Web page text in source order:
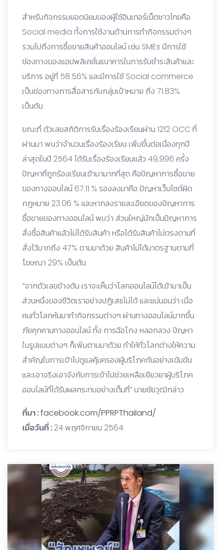
สำหรับกิจกรรมยอดนิยมของผู้ใช้อินเทอร์เน็ตชาวไทยคือ
Social media ทั้งการใช้งานด้านการทำกิจกรรมต่างๆ
รวมไปถึงการซื้อขายสินค้าออนไลน์ เช่น SMEs มีการใช้
ช่องทางของแอปพลิเคชั่นธนาคารในการรับชำระสินค้าและ
บริการ อยู่ที่ 58.56% และมีการใช้ Social commerce
เป็นช่องทางการสื่อสารกับกลุ่มเป้าหมาย ถึง 71.83%
เป็นต้น
ขณะที่ ตัวเลขสถิติการรับเรื่องร้องเรียนผ่าน 1212 OCC ที่
ผ่านมา พบว่าจำนวนเรื่องร้องเรียน เพิ่มขึ้นต่อเนื่องทุกปี
ล่าสุดในปี 2564 ได้รับเรื่องร้องเรียนแล้ว 49,996 ครั้ง
ปัญหาที่ถูกร้องเรียนเข้ามามากที่สุด คือปัญหาการซื้อขาย
ของทางออนไลน์ 67.11 % รองลงมาคือ ปัญหาเว็บไซต์ผิด
กฎหมาย 23.06 % และหากลงรายละเอียดของปัญหาการ
ซื้อขายของทางออนไลน์ พบว่า ส่วนใหญ่มักเป็นปัญหาการ
สั่งซื้อสินค้าแล้วไม่ได้รับสินค้า หรือได้รับสินค้าไม่ตรงตามที่
สั่งไว้มากถึง 47% ตามมาด้วย สินค้าไม่ได้มาตรฐานตามที่
โฆษณา 29% เป็นต้น
“จากตัวเลขข้างต้น เราจะเห็นว่าโลกออนไลน์ได้เข้ามาเป็น
ส่วนหนึ่งของชีวิตเราอย่างปฏิเสธไม่ได้ และแน่นอนว่า เมื่อ
คนทั่วโลกหันมาทำกิจกรรมต่างๆ ผ่านทางออนไลน์มากขึ้น
ภัยคุกคามทางออนไลน์ ทั้ง การฉ้อโกง หลอกลวง ปัญหา
ในรูปแบบต่างๆ ก็เพิ่มตามมาด้วย ทำให้ทั่วโลกต่างให้ความ
สำคัญในการเข้าไปดูแลคุ้มครองผู้บริโภคกันอย่างเข้มข้น
และเอาจริงเอาจังกับการเข้าไปช่วยเหลือเยียวยาผู้บริโภค
ออนไลน์ที่ได้รับผลกระทบอย่างเต็มที่” นายชัยวุฒิกล่าว
ที่มา :facebook.com/PPRPThailand/
เมื่อวันที่ :24 พฤศจิกายน 2564